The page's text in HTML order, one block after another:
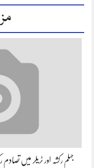
جہلم رکشہ اور ٹریلر میں